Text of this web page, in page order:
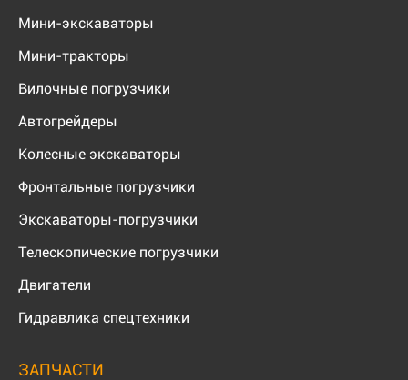
Мини-экскаваторы
Мини-тракторы
Вилочные погрузчики
Автогрейдеры
Колесные экскаваторы
Фронтальные погрузчики
Экскаваторы-погрузчики
Телескопические погрузчики
Двигатели
Гидравлика спецтехники
ЗАПЧАСТИ